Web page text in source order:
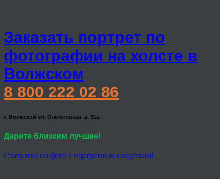
Заказать портрет по
фотографии на холсте в
Волжском
8 800 222 02 86
г. Волжский ул. Оломоуцкая, д. 31а
Дарите близким лучшее!
Статуэтка по фото с портретным сходством!